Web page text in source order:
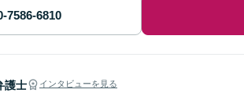
護士 インタビューを見る